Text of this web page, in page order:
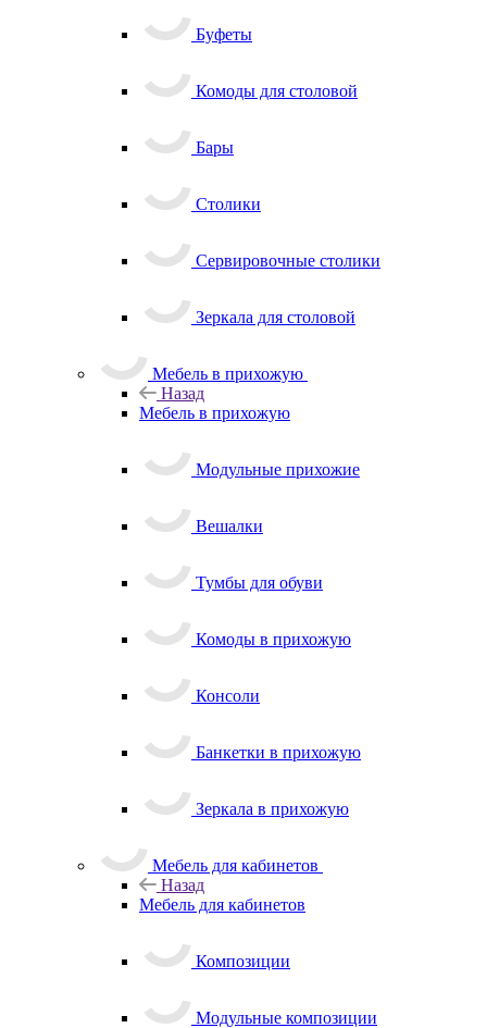
Буфеты
Комоды для столовой
Бары
Столики
Сервировочные столики
Зеркала для столовой
Мебель в прихожую
Назад
Мебель в прихожую
Модульные прихожие
Вешалки
Тумбы для обуви
Комоды в прихожую
Консоли
Банкетки в прихожую
Зеркала в прихожую
Мебель для кабинетов
Назад
Мебель для кабинетов
Композиции
Модульные композиции